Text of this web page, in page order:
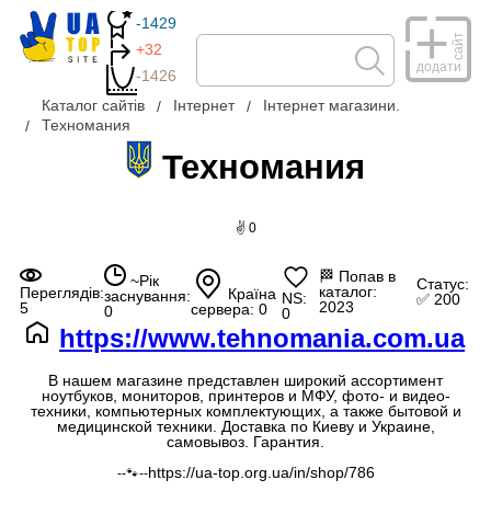
-1429
+32
-1426
додати
сайт
Каталог сайтів Інтернет
Інтернет магазини.
Техномания
Техномания
✌ 0
Переглядів:
5
~Рік
заснування:
0
Країна
сервера: 0
NS:
0
🏁 Попав в
каталог:
2023
Статус:
✅ 200
https://www.tehnomania.com.ua
В нашем магазине представлен широкий ассортимент
ноутбуков, мониторов, принтеров и МФУ, фото- и видео-
техники, компьютерных комплектующих, а также бытовой и
медицинской техники. Доставка по Киеву и Украине,
самовывоз. Гарантия.
--🐾--https://ua-top.org.ua/in/shop/786